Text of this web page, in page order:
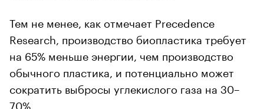
Тем не менее, как отмечает Precedence
Research, производство биопластика требует
на 65% меньше энергии, чем производство
обычного пластика, и потенциально может
сократить выбросы углекислого газа на 30–
70%.